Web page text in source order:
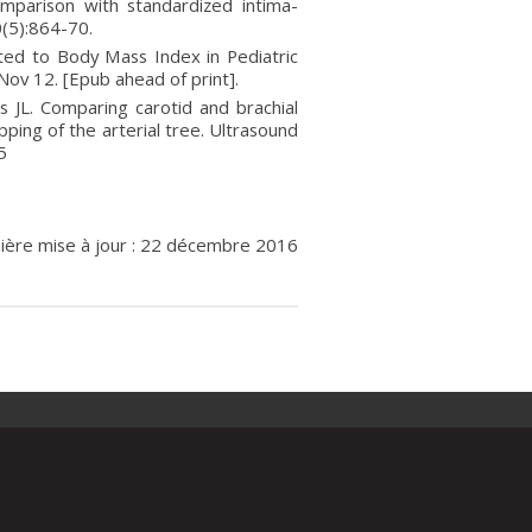
with standardized intima-
70.
to Body Mass Index in Pediatric
12. [Epub ahead of print].
JL. Comparing carotid and brachial
of the arterial tree. Ultrasound
mise à jour : 22 décembre 2016